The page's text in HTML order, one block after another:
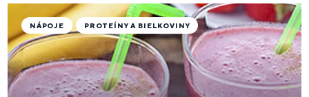
NÁPOJE PROTEÍNY A BIELKOVINY